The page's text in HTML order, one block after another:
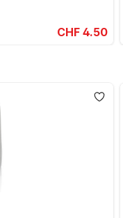
CHF 4.50